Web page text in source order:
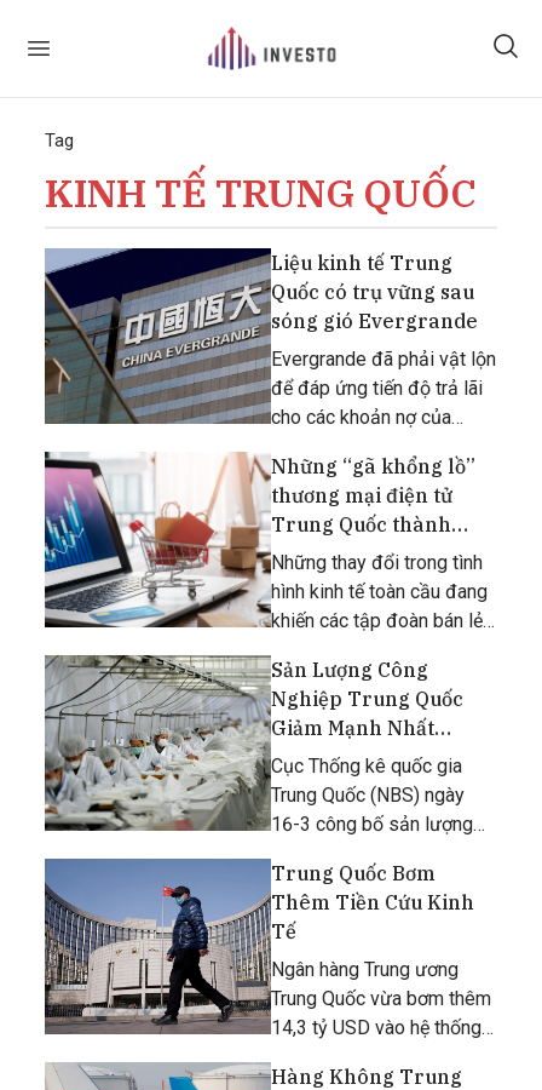
Tag
KINH TẾ TRUNG QUỐC
Liệu kinh tế Trung
Quốc có trụ vững sau
sóng gió Evergrande
Evergrande đã phải vật lộn
để đáp ứng tiến độ trả lãi
cho các khoản nợ của
Những “gã khổng lồ”
thương mại điện tử
Trung Quốc thành
công với chiến lược
bán hàng giá rẻ
Những thay đổi trong tình
hình kinh tế toàn cầu đang
khiến các tập đoàn bán lẻ
mạnh chiến lược kinh
doanh, từ chỗ tập trung
vào các sản phẩm giá cao
chuyển hướng sang tiếp thị
Sản Lượng Công
Nghiệp Trung Quốc
Giảm Mạnh Nhất
Trong 30 Năm
Cục Thống kê quốc gia
Trung Quốc (NBS) ngày
16-3 công bố sản lượng
nhất trong vòng 30 năm
qua vào 2 tháng đầu năm
2020 vì các biện pháp
mạnh tay kiềm chế dịch
viêm hô hấp cấp
Trung Quốc Bơm
Thêm Tiền Cứu Kinh
Tế
Ngân hàng Trung ương
Trung Quốc vừa bơm thêm
14,3 tỷ USD vào hệ thống
Hàng Không Trung